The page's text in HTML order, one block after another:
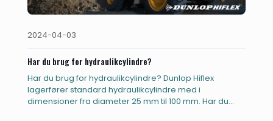
2024-04-03
Har du brug for hydraulikcylindre?
Har du brug for hydraulikcylindre? Dunlop Hiflex
lagerfører standard hydraulikcylindre med i
dimensioner fra diameter 25 mm til 100 mm. Har du